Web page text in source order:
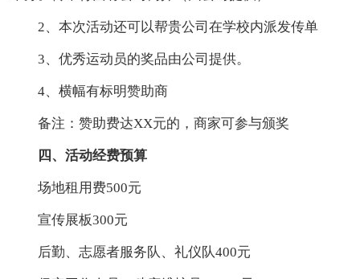
2、本次活动还可以帮贵公司在学校内派发传单
3、优秀运动员的奖品由公司提供。
4、横幅有标明赞助商
备注：赞助费达XX元的，商家可参与颁奖
四、活动经费预算
场地租用费500元
宣传展板300元
后勤、志愿者服务队、礼仪队400元